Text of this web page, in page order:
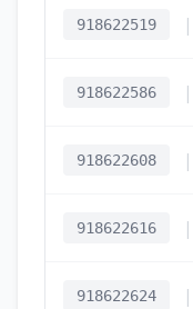
918622519 |
918622586 |
918622608 |
918622616 |
918622624 |